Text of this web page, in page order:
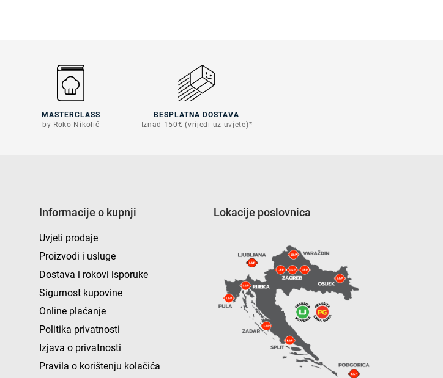
MASTERCLASS
by Roko Nikolić
BESPLATNA DOSTAVA
Iznad 150€ (vrijedi uz uvjete)*
Informacije o kupnji
Uvjeti prodaje
Proizvodi i usluge
Dostava i rokovi isporuke
Sigurnost kupovine
Online plaćanje
Politika privatnosti
Izjava o privatnosti
Pravila o korištenju kolačića
Lokacije poslovnica